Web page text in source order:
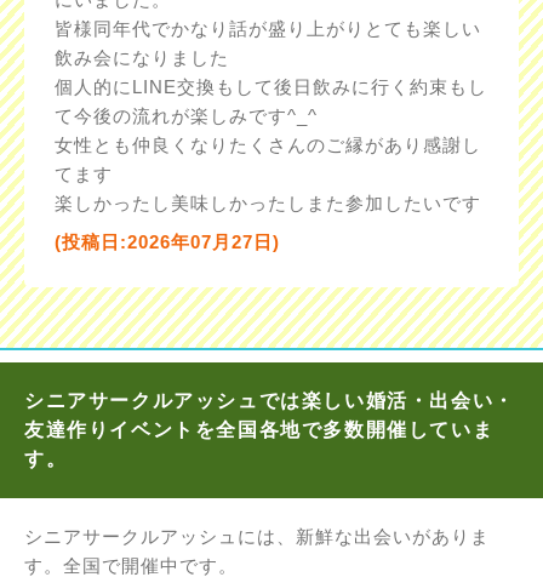
皆様同年代でかなり話が盛り上がりとても楽しい
飲み会になりました
個人的にLINE交換もして後日飲みに行く約束もし
て今後の流れが楽しみです^_^
女性とも仲良くなりたくさんのご縁があり感謝し
てます
楽しかったし美味しかったしまた参加したいです
(投稿日:2026年07月27日)
シニアサークルアッシュでは楽しい婚活・出会い・
友達作りイベントを全国各地で多数開催していま
す。
シニアサークルアッシュには、新鮮な出会いがありま
す。全国で開催中です。